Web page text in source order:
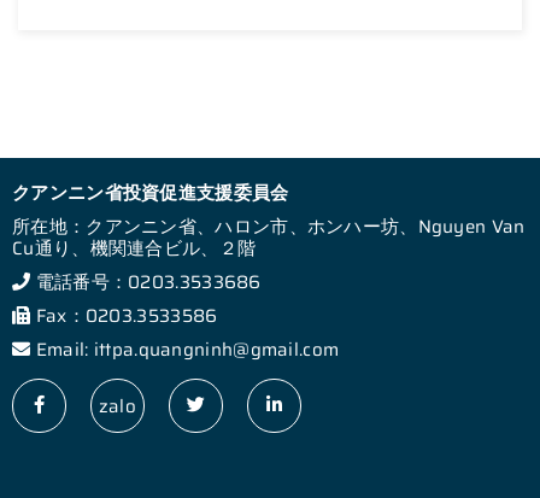
クアンニン省投資促進支援委員会
所在地：クアンニン省、ハロン市、ホンハー坊、Nguyen Van
Cu通り、機関連合ビル、２階
電話番号：0203.3533686
Fax：0203.3533586
Email: ittpa.quangninh@gmail.com
zalo